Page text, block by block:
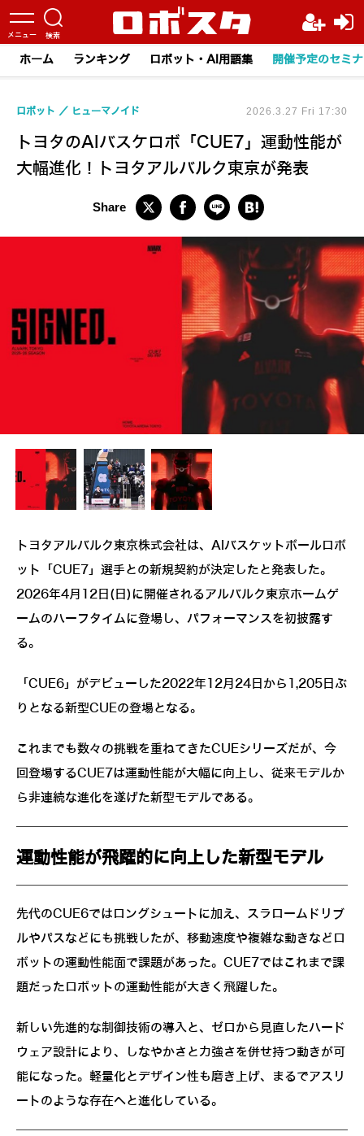
ホーム ランキング ロボット・AI用語集 開催予定のセミ
トヨタのAIバスケロボ「CUE7」運動性能が
大幅進化！トヨタアルバルク東京が発表
ロボット ヒューマノイド 2026.3.27 Fri 17:30
トヨタアルバルク東京株式会社は、AIバスケットボールロボ
ット「CUE7」選手との新規契約が決定したと発表した。
2026年4月12日(日)に開催されるアルバルク東京ホームゲ
ームのハーフタイムに登場し、パフォーマンスを初披露す
る。
「CUE6」がデビューした2022年12月24日から1,205日ぶ
りとなる新型CUEの登場となる。
これまでも数々の挑戦を重ねてきたCUEシリーズだが、今
回登場するCUE7は運動性能が大幅に向上し、従来モデルか
ら非連続な進化を遂げた新型モデルである。
運動性能が飛躍的に向上した新型モデル
先代のCUE6ではロングシュートに加え、スラロームドリブ
ルやパスなどにも挑戦したが、移動速度や複雑な動きなどロ
ボットの運動性能面で課題があった。CUE7ではこれまで課
題だったロボットの運動性能が大きく飛躍した。
新しい先進的な制御技術の導入と、ゼロから見直したハード
ウェア設計により、しなやかさと力強さを併せ持つ動きが可
能になった。軽量化とデザイン性も磨き上げ、まるでアスリ
ートのような存在へと進化している。